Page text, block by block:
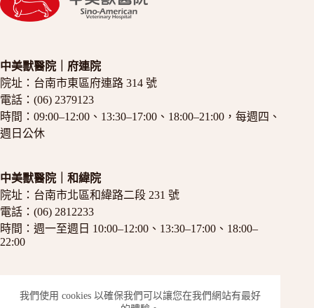
我們使用 cookies 以確保我們可以讓您在我們網站有最好
中美獸醫院｜府連院
院址： 台南市東區府連路 314 號
電話： (06) 2379123
時間：09:00–12:00、13:30–17:00、18:00–21:00，每週四、
週日公休
中美獸醫院｜和緯院
院址： 台南市北區和緯路二段 231 號
電話： (06) 2812233
時間：週一至週日 10:00–12:00、13:30–17:00、18:00–
22:00
Facebook